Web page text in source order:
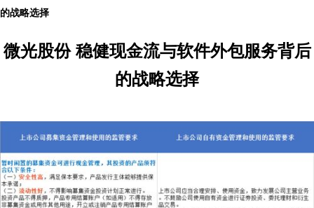
的战略选择
微光股份 稳健现金流与软件外包服务背后
的战略选择